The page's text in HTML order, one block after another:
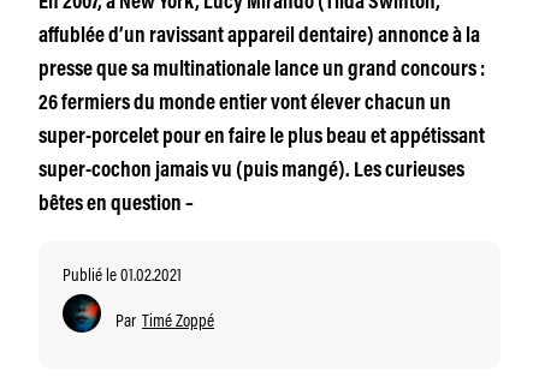
affublée d’un ravissant appareil dentaire) annonce à la
presse que sa multinationale lance un grand concours :
26 fermiers du monde entier vont élever chacun un
super-porcelet pour en faire le plus beau et appétissant
super-cochon jamais vu (puis mangé). Les curieuses
bêtes en question –
Publié le 01.02.2021
Par Timé Zoppé